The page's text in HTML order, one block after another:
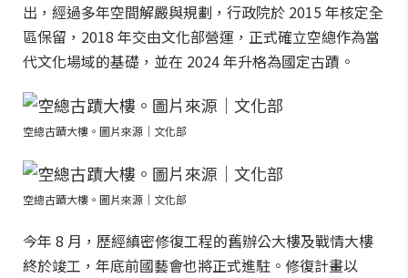
出，經過多年空間解嚴與規劃，行政院於 2015 年核定全
區保留，2018 年交由文化部營運，正式確立空總作為當
代文化場域的基礎，並在 2024 年升格為國定古蹟。
空總古蹟大樓。圖片來源｜文化部
空總古蹟大樓。圖片來源｜文化部
今年 8 月，歷經縝密修復工程的舊辦公大樓及戰情大樓
終於竣工，年底前國藝會也將正式進駐。修復計畫以